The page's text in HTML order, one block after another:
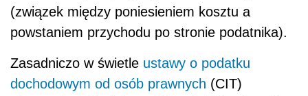
(związek między poniesieniem kosztu a
powstaniem przychodu po stronie podatnika).
Zasadniczo w świetle ustawy o podatku
dochodowym od osób prawnych (CIT)